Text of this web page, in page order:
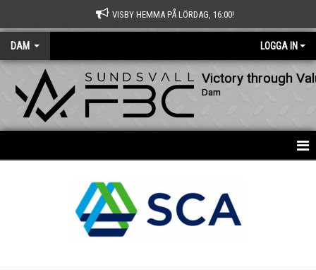
VISBY HEMMA PÅ LÖRDAG, 16:00!
DAM LOGGA IN
Victory through
Dam